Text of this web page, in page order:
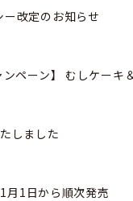
改定のお知らせ
ペーン】​ むしケーキ
しました
月1日から順次発売